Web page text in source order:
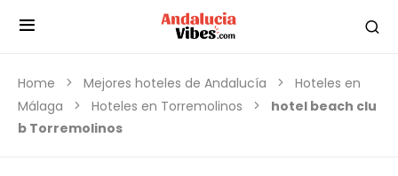
Home Mejores hoteles de Andalucía
Hoteles en
Málaga
Hoteles en Torremolinos
hotel beach clu
b Torremolinos